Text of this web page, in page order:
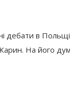
дебати в
На його